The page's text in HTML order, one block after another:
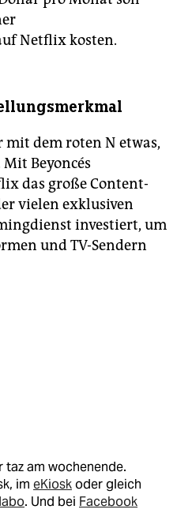
Netflix kosten.
dem roten N etwas,
Beyoncés
das große Content-
vielen exklusiven
investiert, um
und TV-Sendern
taz am wochenende.
im eKioskoder gleich
. Und bei Facebook